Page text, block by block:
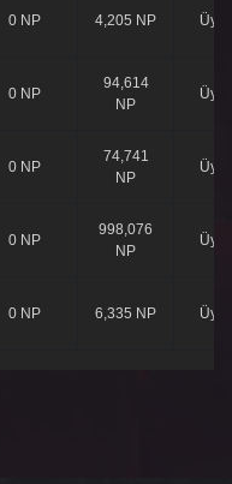
0 NP 4,205 NP Üye
0 NP
94,614
NP
Üye
0 NP
74,741
NP
Üye
0 NP
998,076
NP
Üye
0 NP 6,335 NP Üye